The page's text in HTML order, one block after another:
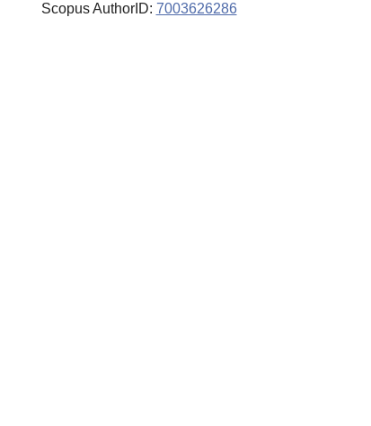
Scopus AuthorID: 7003626286